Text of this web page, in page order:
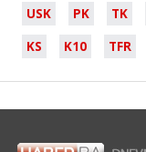
USK PK TK
KS
K10 TFR